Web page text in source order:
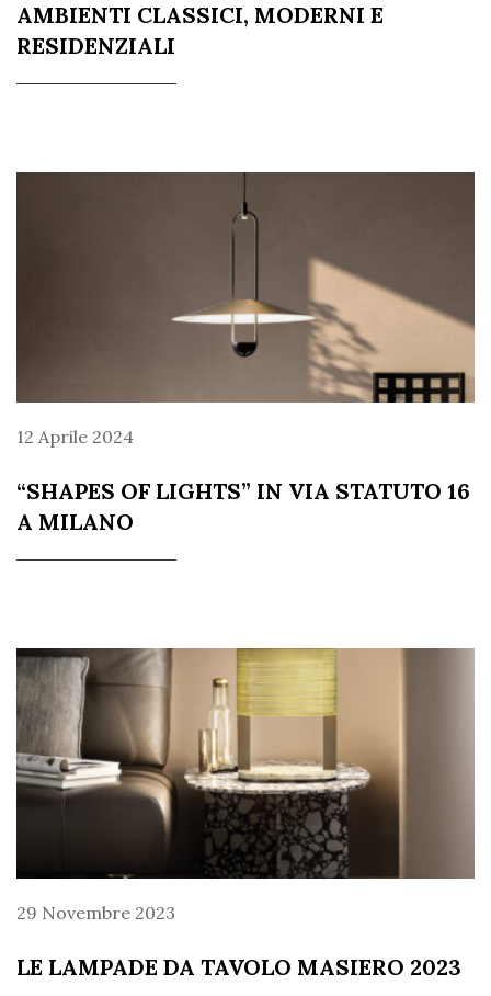
AMBIENTI CLASSICI, MODERNI E
RESIDENZIALI
12 Aprile 2024
“SHAPES OF LIGHTS” IN VIA STATUTO 16
A MILANO
29 Novembre 2023
LE LAMPADE DA TAVOLO MASIERO 2023